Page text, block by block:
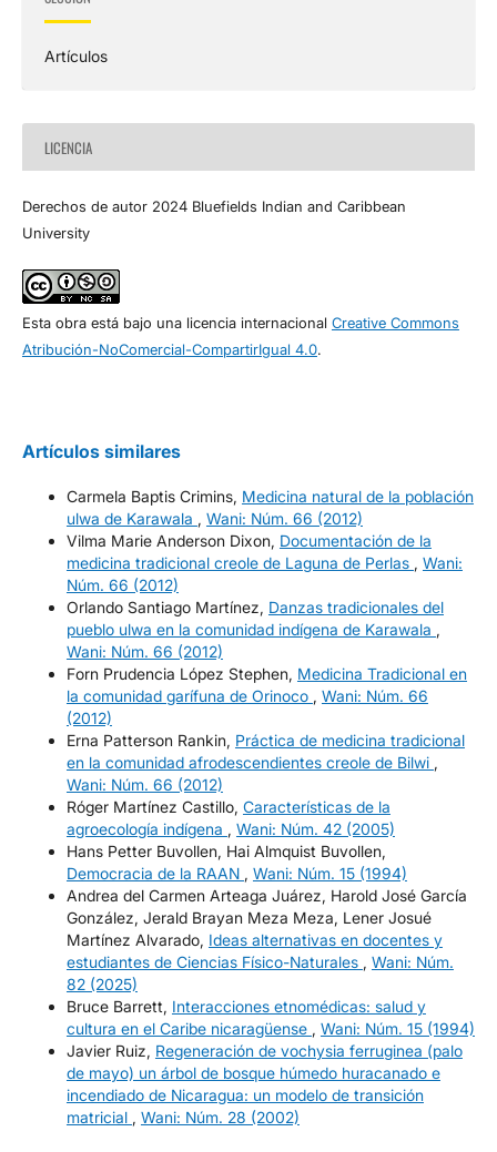
Artículos
LICENCIA
Derechos de autor 2024 Bluefields Indian and Caribbean
University
Esta obra está bajo una licencia internacional Creative Commons
Atribución-NoComercial-CompartirIgual 4.0.
Artículos similares
Carmela Baptis Crimins, Medicina natural de la población
ulwa de Karawala , Wani: Núm. 66 (2012)
Vilma Marie Anderson Dixon, Documentación de la
medicina tradicional creole de Laguna de Perlas , Wani:
Núm. 66 (2012)
Orlando Santiago Martínez, Danzas tradicionales del
pueblo ulwa en la comunidad indígena de Karawala ,
Wani: Núm. 66 (2012)
Forn Prudencia López Stephen, Medicina Tradicional en
la comunidad garífuna de Orinoco , Wani: Núm. 66
(2012)
Erna Patterson Rankin, Práctica de medicina tradicional
en la comunidad afrodescendientes creole de Bilwi ,
Wani: Núm. 66 (2012)
Róger Martínez Castillo, Características de la
agroecología indígena , Wani: Núm. 42 (2005)
Hans Petter Buvollen, Hai Almquist Buvollen,
Democracia de la RAAN , Wani: Núm. 15 (1994)
Andrea del Carmen Arteaga Juárez, Harold José García
González, Jerald Brayan Meza Meza, Lener Josué
Martínez Alvarado, Ideas alternativas en docentes y
estudiantes de Ciencias Físico-Naturales , Wani: Núm.
82 (2025)
Bruce Barrett, Interacciones etnomédicas: salud y
cultura en el Caribe nicaragüense , Wani: Núm. 15 (1994)
Javier Ruiz, Regeneración de vochysia ferruginea (palo
de mayo) un árbol de bosque húmedo huracanado e
incendiado de Nicaragua: un modelo de transición
matricial , Wani: Núm. 28 (2002)